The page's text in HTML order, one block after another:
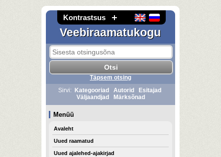
Kontrastsus
Veebiraamatukogu
Täpsem otsing
Sirvi:
Kategooriad Autorid
Esitajad
Väljaandjad
Märksõnad
Menüü
Avaleht
Uued raamatud
Uued ajalehed-ajakirjad